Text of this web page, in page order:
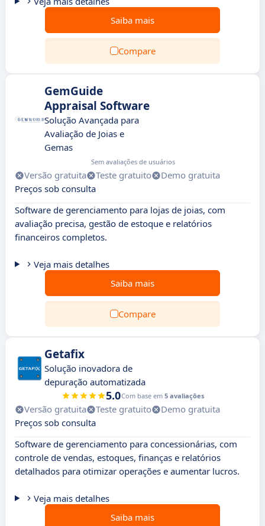
Saiba mais
Compare
GemGuide
Appraisal Software
Solução Avançada para
Avaliação de Joias e
Gemas
Sem avaliações de usuários
Versão gratuita Teste gratuito
Demo gratuita
Preços sob consulta
Software de gerenciamento para lojas de joias, com
avaliação precisa, gestão de estoque e relatórios
financeiros completos.
Veja mais detalhes
Saiba mais
Compare
Getafix
Solução inovadora de
depuração automatizada
5.0Com base em 5 avaliações
Versão gratuita Teste gratuito
Demo gratuita
Preços sob consulta
Software de gerenciamento para concessionárias, com
controle de vendas, estoques, finanças e relatórios
detalhados para otimizar operações e aumentar lucros.
Veja mais detalhes
Saiba mais